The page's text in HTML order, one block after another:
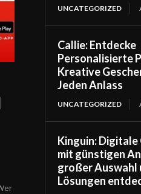
UNCATEGORIZED
Callie: Entdecke
Personalisierte
Kreative
Jeden Anlass
UNCATEGORIZED
Kinguin:
mit günstigen
großer Auswahl
Lösungen